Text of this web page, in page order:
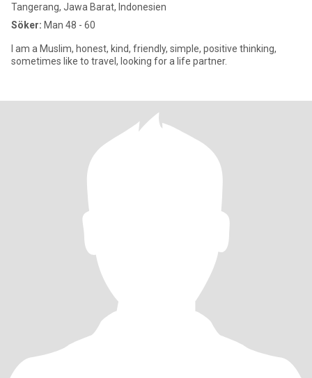
Tangerang, Jawa Barat, Indonesien
Söker: Man 48 - 60
I am a Muslim, honest, kind, friendly, simple, positive thinking,
sometimes like to travel, looking for a life partner.